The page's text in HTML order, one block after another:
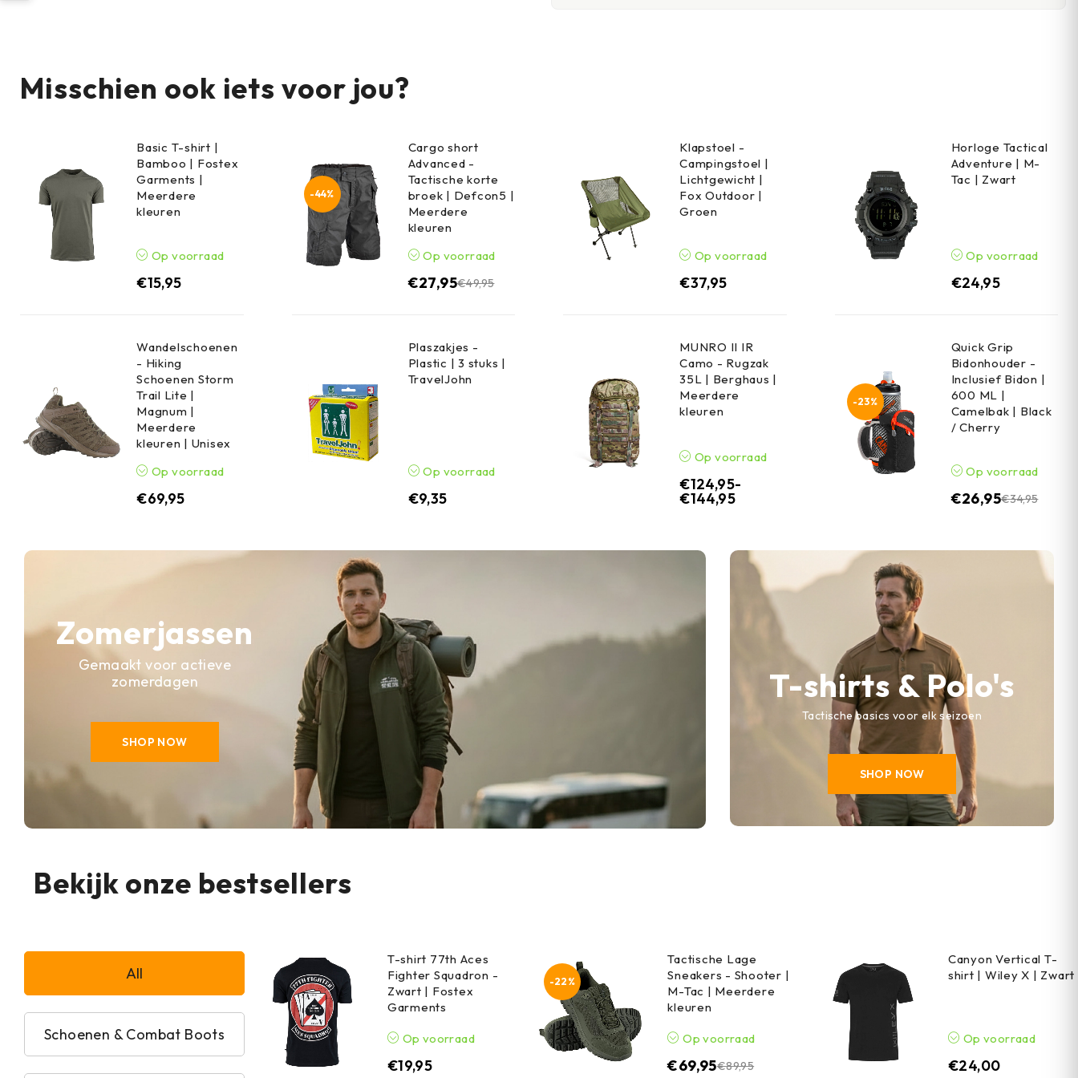
zichtbaar.
Misschien ook iets voor jou?
Basic T-shirt |
Bamboo | Fostex
Garments |
Meerdere
kleuren
Op voorraad
€15,95
-44%
Cargo short
Advanced -
Tactische korte
broek | Defcon5 |
Meerdere
kleuren
Op voorraad
€49,95
€27,95
Klapstoel -
Campingstoel |
Lichtgewicht |
Fox Outdoor |
Groen
Op voorraad
€37,95
Horloge Tactical
Adventure | M-
Tac | Zwart
Op voorraad
€24,95
Wandelschoenen
- Hiking
Schoenen Storm
Trail Lite |
Magnum |
Meerdere
kleuren | Unisex
Op voorraad
€69,95
Plaszakjes -
Plastic | 3 stuks |
TravelJohn
Op voorraad
€9,35
MUNRO II IR
Camo - Rugzak
35L | Berghaus |
Meerdere
kleuren
Op voorraad
€124,95-
€144,95
-23%
Quick Grip
Bidonhouder -
Inclusief Bidon |
600 ML |
Camelbak | Black
/ Cherry
Op voorraad
€34,95
€26,95
Zomerjassen
Gemaakt voor actieve
zomerdagen
SHOP NOW
T-shirts & Polo's
Tactische basics voor elk seizoen
SHOP NOW
Bekijk onze bestsellers
All
Schoenen & Combat Boots
T-shirt 77th Aces
Fighter Squadron -
Zwart | Fostex
Garments
Op voorraad
€19,95
-22%
Tactische Lage
Sneakers - Shooter |
M-Tac | Meerdere
kleuren
Op voorraad
€89,95
€69,95
Canyon Vertical T-
shirt | Wiley X | Zwart
Op voorraad
€24,00